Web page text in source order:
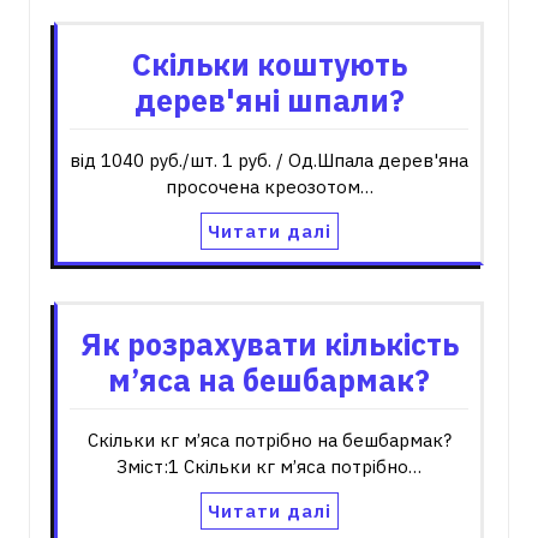
Скільки коштують
дерев'яні шпали?
від 1040 руб./шт. 1 руб. / Од.Шпала дерев'яна
просочена креозотом…
Читати далі
Як розрахувати кількість
м’яса на бешбармак?
Скільки кг м’яса потрібно на бешбармак?
Зміст:1 Скільки кг м’яса потрібно…
Читати далі